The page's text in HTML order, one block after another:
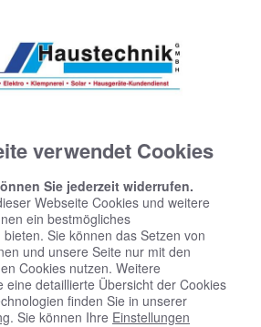
verwendet Cookies
Sie jederzeit widerrufen.
Webseite Cookies und weitere
ein bestmögliches
Sie können das Setzen von
und unsere Seite nur mit den
Cookies nutzen. Weitere
eine detaillierte Übersicht der Cookies
finden Sie in unserer
. Sie können Ihre Einstellungen